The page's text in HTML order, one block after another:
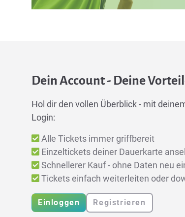
Dein Account - Deine
Hol dir den vollen Überblick - mit
Login:
Alle Tickets immer griffbereit
Einzeltickets deiner Dauerkarte
Schnellerer Kauf - ohne Daten neu
Tickets einfach weiterleiten oder
Einloggen Registrieren